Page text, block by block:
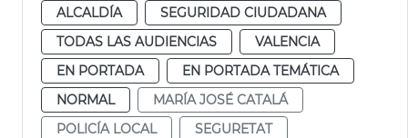
ALCALDÍA
SEGURIDAD CIUDADANA
TODAS LAS AUDIENCIAS
VALENCIA
EN PORTADA
EN PORTADA TEMÁTICA
NORMAL
MARÍA JOSÉ CATALÁ
POLICÍA LOCAL
SEGURETAT